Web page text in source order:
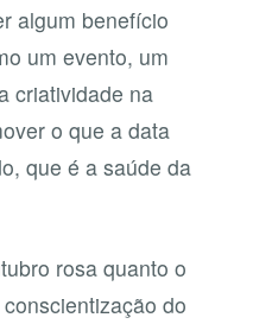
algum benefício
um evento, um
criatividade na
o que a data
que é a saúde da
rosa quanto o
do